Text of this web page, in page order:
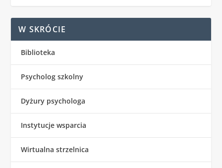
W SKRÓCIE
Biblioteka
Psycholog szkolny
Dyżury psychologa
Instytucje wsparcia
Wirtualna strzelnica